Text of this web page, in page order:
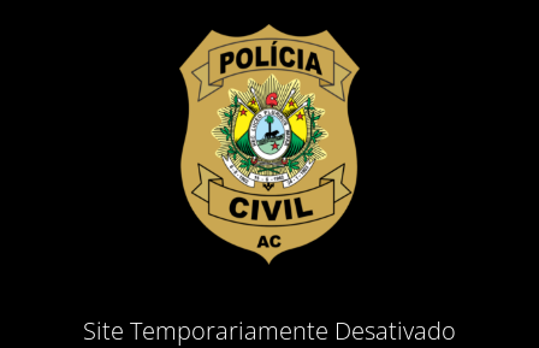
Site Temporariamente Desativado